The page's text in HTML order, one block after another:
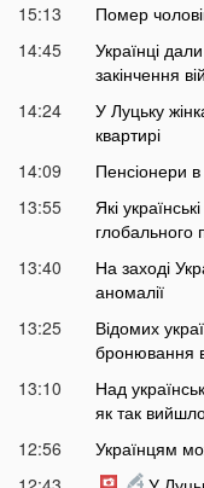
15:13
Помер
14:45
Українці
закінчення
14:24
У Луцьку
квартирі
14:09
Пенсіонери в
13:55
Які
глобального
13:40
На заході
аномалії
13:25
Відомих
бронювання
13:10
Над
як так
12:56
Українцям